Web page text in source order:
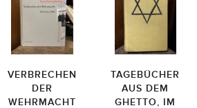
VERBRECHEN
DER
WEHRMACHT
TAGEBÜCHER
AUS DEM
GHETTO, IM